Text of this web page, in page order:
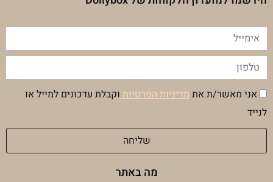
אימייל
טלפון
הסכמה
פרטיות
אני מאשר/ת אתמדיניות הפרטיותוקבלת עדכונים למייל או
לנייד
שליחה
מה באתר